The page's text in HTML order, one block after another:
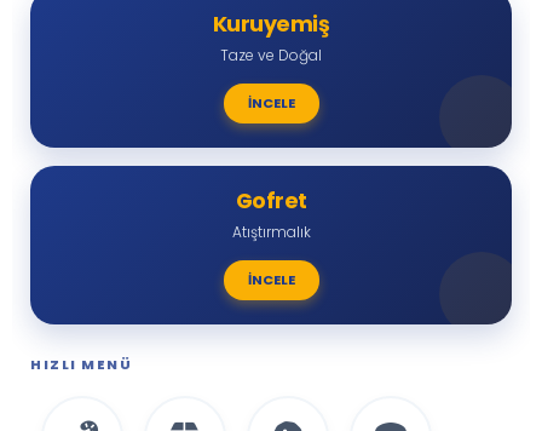
Kuruyemiş
Taze ve Doğal
İNCELE
Gofret
Atıştırmalık
İNCELE
HIZLI MENÜ